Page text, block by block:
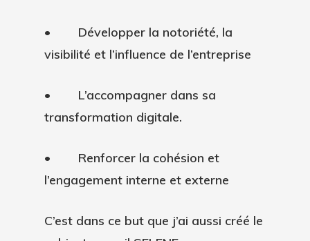
• Développer la notoriété, la
visibilité et l’influence de l’entreprise
• L’accompagner dans sa
transformation digitale.
• Renforcer la cohésion et
l’engagement interne et externe
C’est dans ce but que j’ai aussi créé le